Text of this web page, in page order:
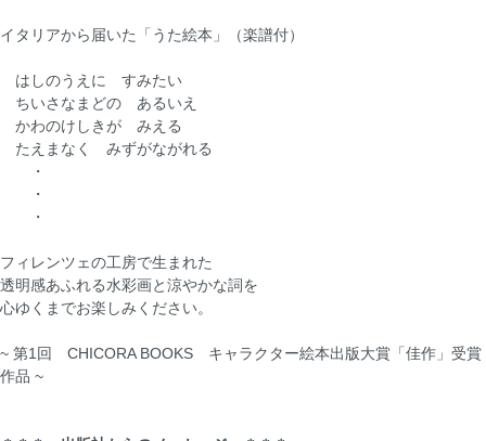
イタリアから届いた「うた絵本」（楽譜付）
はしのうえに すみたい
ちいさなまどの あるいえ
かわのけしきが みえる
たえまなく みずがながれる
・
・
・
フィレンツェの工房で生まれた
透明感あふれる水彩画と涼やかな詞を
心ゆくまでお楽しみください。
~ 第1回 CHICORA BOOKS キャラクター絵本出版大賞「佳作」受賞
作品 ~